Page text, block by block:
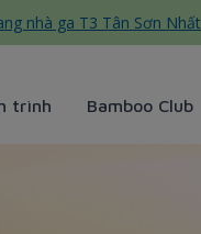
nhà ga T3 Tân Sơn Nhất
trình Bamboo Club